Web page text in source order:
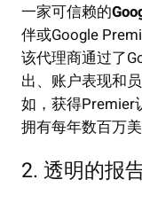
一家可信赖的
伴或Google
该代理商通过了
出、账户表现和
如，获得Premier
拥有每年数百万
2. 透明的报